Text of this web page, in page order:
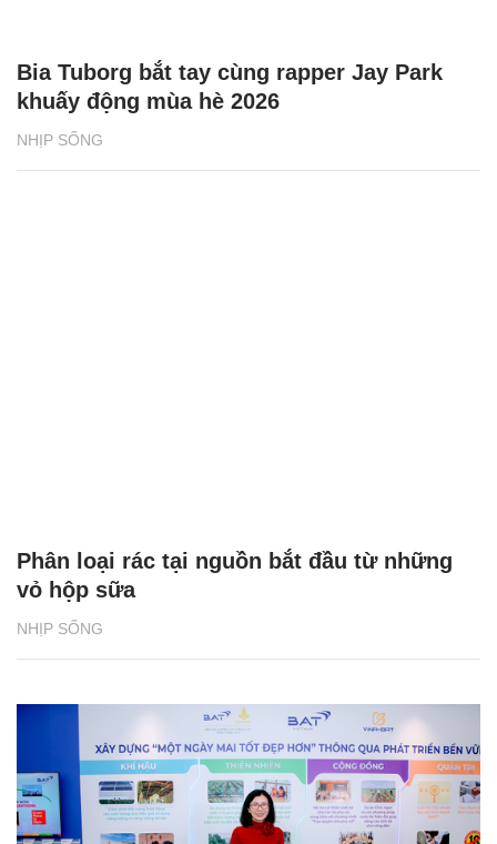
NHỊP SỐNG
Bia Tuborg bắt tay cùng rapper Jay Park
khuấy động mùa hè 2026
NHỊP SỐNG
Phân loại rác tại nguồn bắt đầu từ những
vỏ hộp sữa